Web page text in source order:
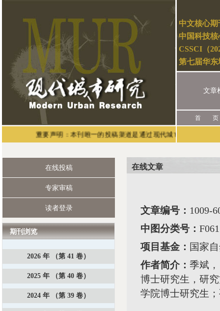
中文核心期
中国科技核
CSSCI（
第七届华
文章
首 页
重要声明：本刊唯一的投稿渠道是通过现代城市研究官网（
在线文章
文章编号： 1009-
中图分类号：
项目基金： 国家
作者简介： 季斌
博士研究生，研
学院博士研究生
在线投稿
专家审稿
读者登录
期刊浏览
2026 年 （第 41 卷）
2025 年 （第 40 卷）
2024 年 （第 39 卷）